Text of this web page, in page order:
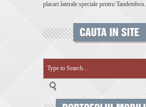
placari laterale speciale pentru Tandembox.